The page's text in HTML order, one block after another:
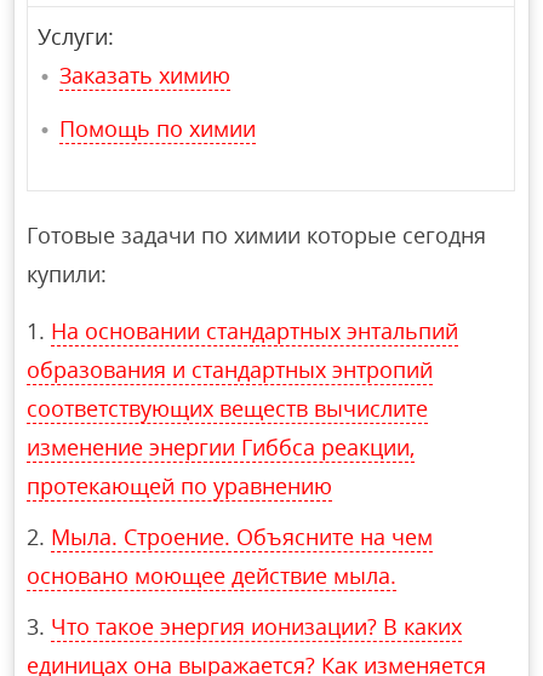
Услуги:
Заказать химию
Помощь по химии
Готовые задачи по химии которые сегодня
купили:
На основании стандартных энтальпий
образования и стандартных энтропий
соответствующих веществ вычислите
изменение энергии Гиббса реакции,
протекающей по уравнению
Мыла. Строение. Объясните на чем
основано моющее действие мыла.
Что такое энергия ионизации? В каких
единицах она выражается? Как изменяется